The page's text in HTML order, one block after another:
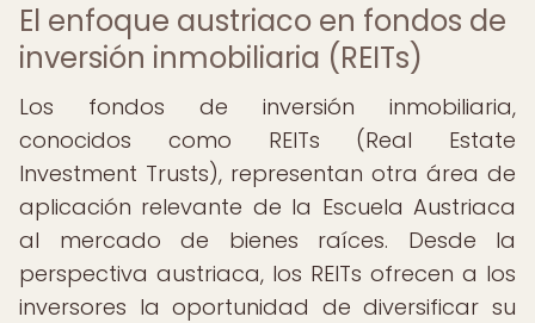
El enfoque austriaco en fondos de
inversión inmobiliaria (REITs)
Los fondos de inversión inmobiliaria,
conocidos como REITs (Real Estate
Investment Trusts), representan otra área de
aplicación relevante de la Escuela Austriaca
al mercado de bienes raíces. Desde la
perspectiva austriaca, los REITs ofrecen a los
inversores la oportunidad de diversificar su